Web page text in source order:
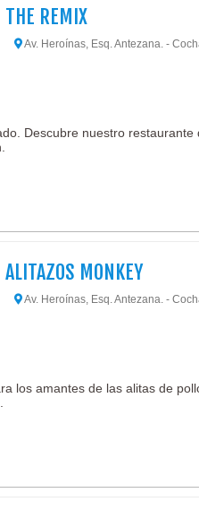
THE REMIX
Av. Heroínas, Esq. Antezana. -
Descubre nuestro
ALITAZOS MONKEY
Av. Heroínas, Esq. Antezana. -
los amantes de las alitas de